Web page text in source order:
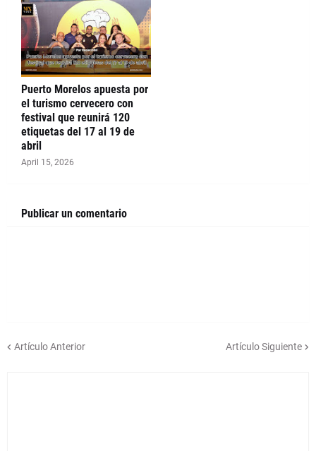
Puerto Morelos apuesta por
el turismo cervecero con
festival que reunirá 120
etiquetas del 17 al 19 de
abril
April 15, 2026
Publicar un comentario
Artículo Anterior Artículo Siguiente